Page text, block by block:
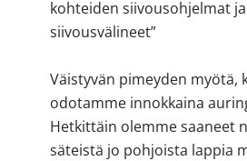
kohteiden siivousohjelmat
siivousvälineet”
Väistyvän pimeyden myötä,
odotamme innokkaina
Hetkittäin olemme saaneet
säteistä jo pohjoista lappia